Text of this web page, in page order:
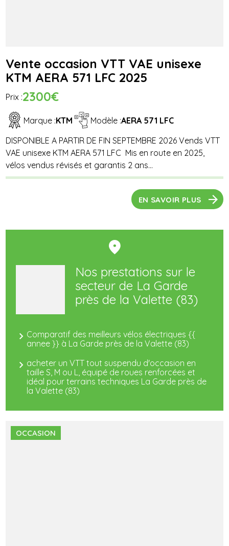
Vente occasion VTT VAE unisexe
KTM AERA 571 LFC 2025
Prix :2300€
Marque :KTM Modèle :AERA 571 LFC
DISPONIBLE A PARTIR DE FIN SEPTEMBRE 2026 Vends VTT
VAE unisexe KTM AERA 571 LFC Mis en route en 2025,
vélos vendus révisés et garantis 2 ans...
EN SAVOIR PLUS
Nos prestations sur le
secteur de La Garde
près de la Valette (83)
Comparatif des meilleurs vélos électriques {{
annee }} à La Garde près de la Valette (83)
acheter un VTT tout suspendu d'occasion en
taille S, M ou L, équipé de roues renforcées et
idéal pour terrains techniques La Garde près de
la Valette (83)
OCCASION